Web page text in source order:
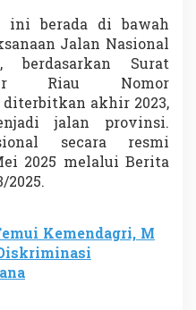
ini berada di bawah
Jalan Nasional
berdasarkan Surat
Riau Nomor
diterbitkan akhir 2023,
jalan provinsi.
secara resmi
2025 melalui Berita
2025.
Kemendagri, M